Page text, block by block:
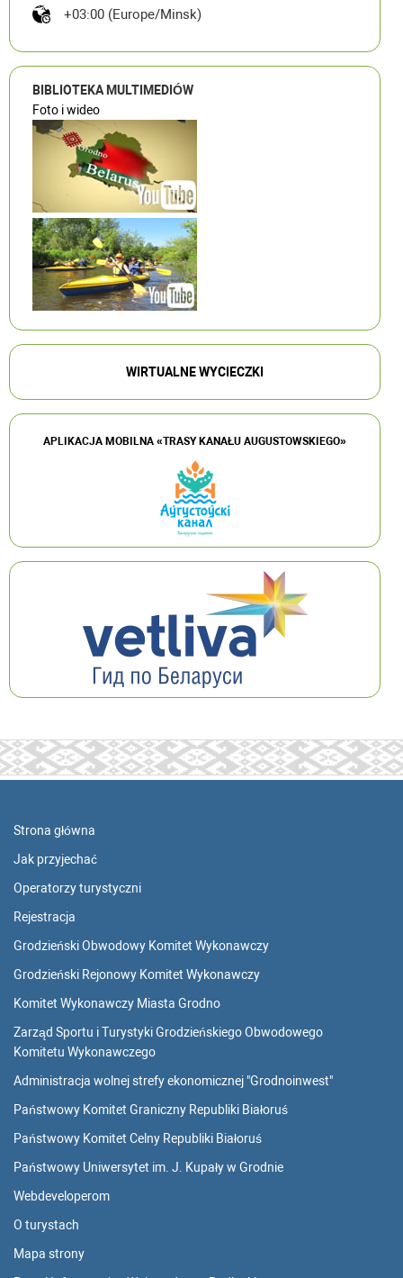
+03:00 (Europe/Minsk)
BIBLIOTEKA MULTIMEDIÓW
Foto i wideo
WIRTUALNE WYCIECZKI
APLIKACJA MOBILNA «TRASY KANAŁU AUGUSTOWSKIEGO»
Strona główna
Jak przyjechać
Operatorzy turystyczni
Rejestracja
Grodzieński Obwodowy Komitet Wykonawczy
Grodzieński Rejonowy Komitet Wykonawczy
Komitet Wykonawczy Miasta Grodno
Zarząd Sportu i Turystyki Grodzieńskiego Obwodowego
Komitetu Wykonawczego
Administracja wolnej strefy ekonomicznej "Grodnoinwest"
Państwowy Komitet Graniczny Republiki Białoruś
Państwowy Komitet Celny Republiki Białoruś
Państwowy Uniwersytet im. J. Kupały w Grodnie
Webdeveloperom
O turystach
Mapa strony